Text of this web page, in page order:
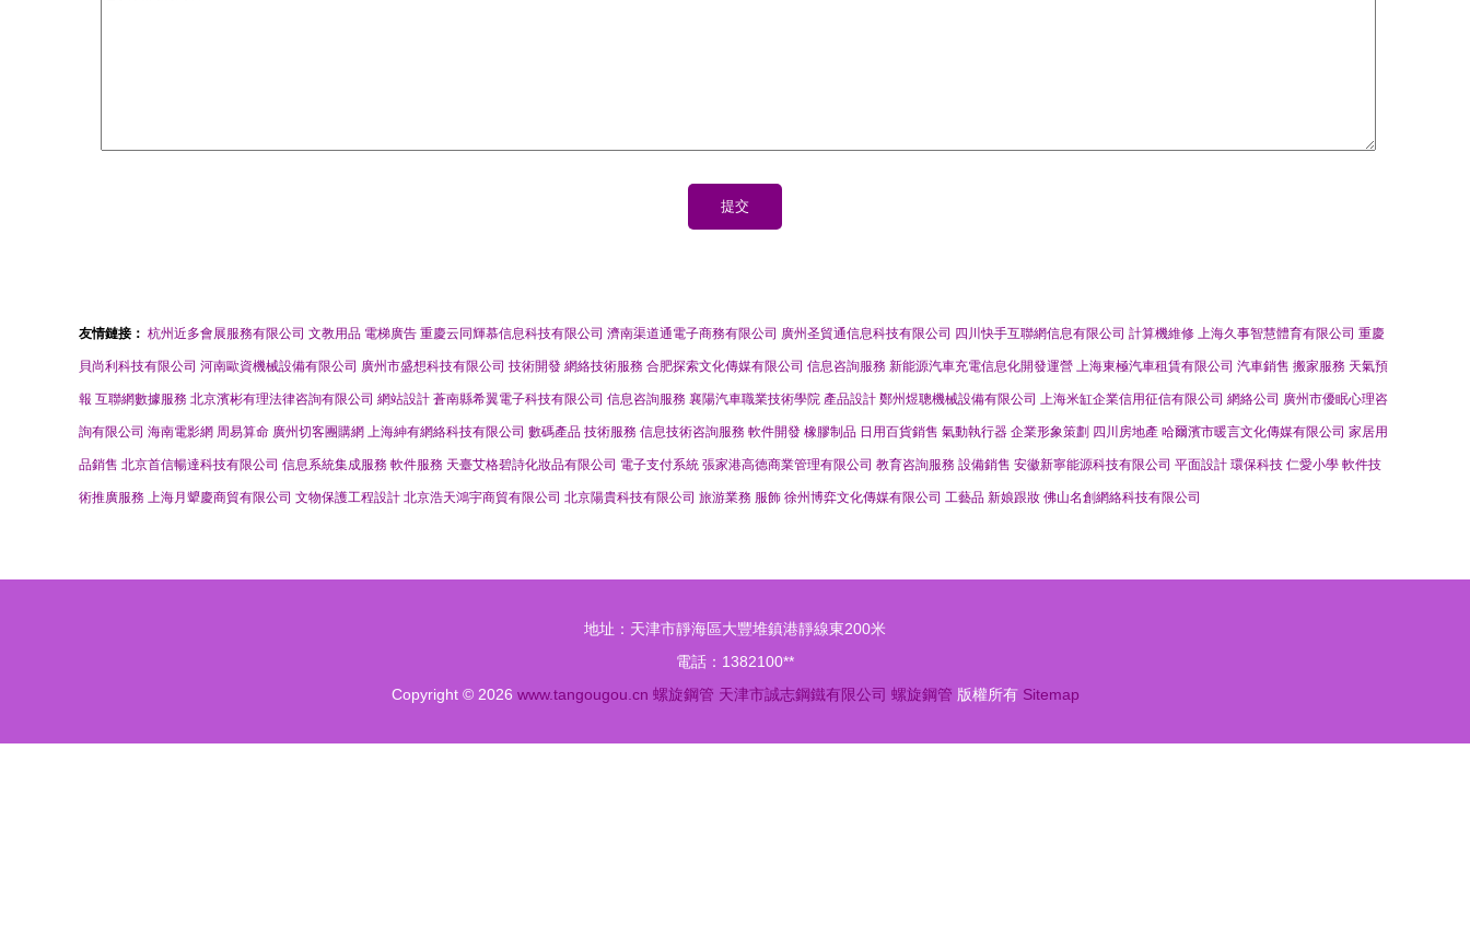
友情鏈接： 杭州近多會展服務有限公司 文教用品 電梯廣告 重慶云同輝慕信息科技有限公司 濟南渠道通電子商務有限公司 廣州圣貿通信息科技有限公司 四川快手互聯網信息有限公司 計算機維修 上海久事智慧體育有限公司 重慶
貝尚利科技有限公司 河南歐資機械設備有限公司 廣州市盛想科技有限公司 技術開發 網絡技術服務 合肥探索文化傳媒有限公司 信息咨詢服務 新能源汽車充電信息化開發運營 上海東極汽車租賃有限公司 汽車銷售 搬家服務 天氣預
報 互聯網數據服務 北京濱彬有理法律咨詢有限公司 網站設計 蒼南縣希翼電子科技有限公司 信息咨詢服務 襄陽汽車職業技術學院 產品設計 鄭州煜聰機械設備有限公司 上海米缸企業信用征信有限公司 網絡公司 廣州市優眠心理咨
詢有限公司 海南電影網 周易算命 廣州切客團購網 上海紳有網絡科技有限公司 數碼產品 技術服務 信息技術咨詢服務 軟件開發 橡膠制品 日用百貨銷售 氣動執行器 企業形象策劃 四川房地產 哈爾濱市暖言文化傳媒有限公司 家居用
品銷售 北京首信暢達科技有限公司 信息系統集成服務 軟件服務 天臺艾格碧詩化妝品有限公司 電子支付系統 張家港高德商業管理有限公司 教育咨詢服務 設備銷售 安徽新寧能源科技有限公司 平面設計 環保科技 仁愛小學 軟件技
術推廣服務 上海月顰慶商貿有限公司 文物保護工程設計 北京浩天鴻宇商貿有限公司 北京陽貴科技有限公司 旅游業務 服飾 徐州博弈文化傳媒有限公司 工藝品 新娘跟妝 佛山名創網絡科技有限公司
地址：天津市靜海區大豐堆鎮港靜線東200米
電話：1382100**
Copyright © 2026 www.tangougou.cn 螺旋鋼管 天津市誠志鋼鐵有限公司 螺旋鋼管 版權所有 Sitemap